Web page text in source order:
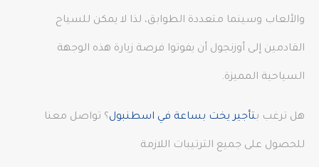
والألعاب وسينما متعددة الطوابق، لذا لا يمكن للسياح
القادمين إلى أوزنجول أن يفوتوا فرصة زيارة هذه الوجهة
السياحية المميزة.
هل ترغب بتأجير يخت بساعة في اسطنبول؟ تواصل معنا
للحصول على جميع الترتيبات اللازمة